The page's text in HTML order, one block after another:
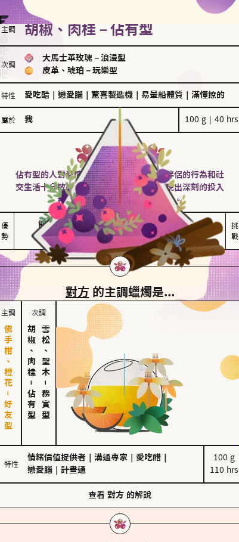
主調 胡椒、肉桂－佔有型
次調
大馬士革玫瑰 － 浪漫型
皮革、琥珀 － 玩樂型
特性 愛吃醋 戀愛腦 驚喜製造機 易暈船體質 滿懂撩的
屬於 我 100 g｜40 hrs
佔有型
胡椒、肉桂
佔有型的人對愛情有強烈的保護欲，對於伴侶的行為和社
交生活十分敏感、容易吃醋。在關係中展現出深刻的投入
和激情，但也可能讓人感到窒息。
優
勢
能建立緊密關係
積極維繫關係熱度
嫉妒心較強
可能出現控制欲
挑
戰
對方 的主調蠟燭是...
主調
佛手柑、橙花－好友型
次調
胡椒、肉桂
－
佔有型
雪松、聖木
－
務實型
特性
情緒價值提供者 溝通專家 愛吃醋
戀愛腦
計畫通
100 g
110 hrs
查看 對方 的解說